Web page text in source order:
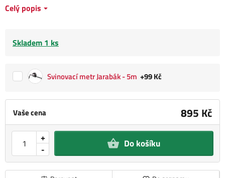
Vaše cena 895 Kč
-
+ Do košíku
Celý popis
Skladem 1 ks
Svinovací metr Jarabák - 5m +99 Kč